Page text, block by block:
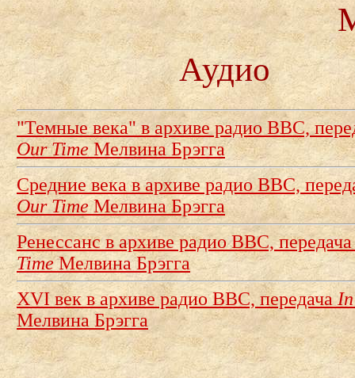
Аудио
"Темные века" в архиве радио BBC,
Our TimeМелвина Брэгга
Средние века в архиве радио BBC,
Our TimeМелвина Брэгга
Ренессанс в архиве радио BBC,
TimeМелвина Брэгга
XVI век в архиве радио BBC, передача
Мелвина Брэгга